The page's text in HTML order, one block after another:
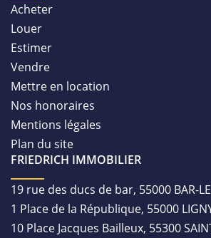
Acheter
Louer
Estimer
Vendre
Mettre en location
Nos honoraires
Mentions légales
Plan du site
FRIEDRICH IMMOBILIER
19 rue des ducs de bar, 55000 BAR-
1 Place de la République, 55000
10 Place Jacques Bailleux, 55300